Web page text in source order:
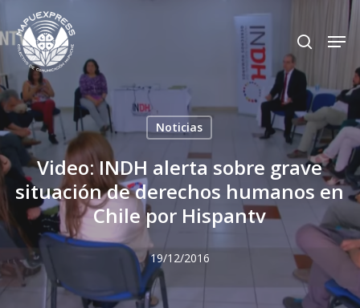
Skip
to
main
content
search
Noticias
Video: INDH alerta sobre grave
situación de derechos humanos en
Chile por Hispantv
19/12/2016
Close
Menu